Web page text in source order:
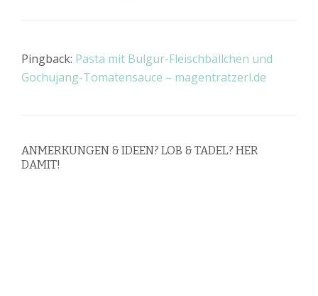
Pingback: Pasta mit Bulgur-Fleischbällchen und
Gochujang-Tomatensauce – magentratzerl.de
ANMERKUNGEN & IDEEN? LOB & TADEL? HER
DAMIT!